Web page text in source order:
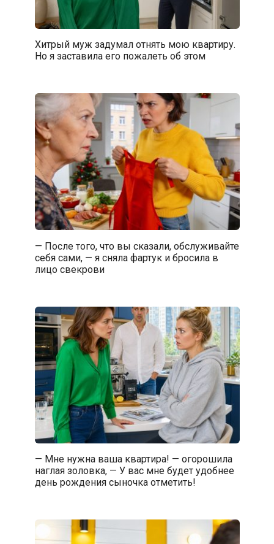
Хитрый муж задумал отнять мою квартиру.
Но я заставила его пожалеть об этом
— После того, что вы сказали, обслуживайте
себя сами, — я сняла фартук и бросила в
лицо свекрови
— Мне нужна ваша квартира! — огорошила
наглая золовка, — У вас мне будет удобнее
день рождения сыночка отметить!